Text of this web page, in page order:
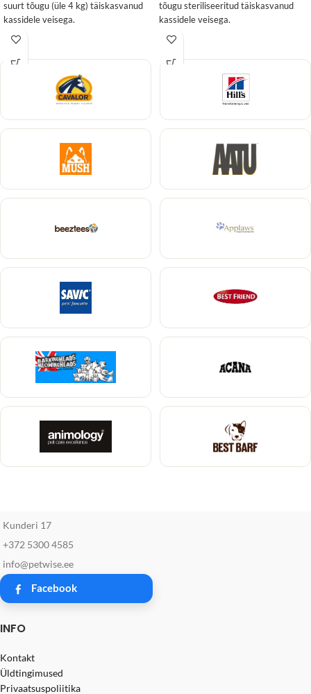
suurt tõugu (üle 4 kg) täiskasvanud
kassidele veisega.
tõugu steriliseeritud täiskasvanud
kassidele veisega.
Kunderi 17
+372 5300 4585
info@petwise.ee
Facebook
INFO
Kontakt
Üldtingimused
Privaatsuspoliitika